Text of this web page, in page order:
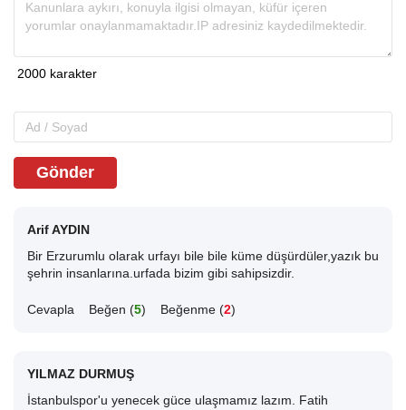
Gönder
Arif AYDIN
Bir Erzurumlu olarak urfayı bile bile küme düşürdüler,yazık bu
şehrin insanlarına.urfada bizim gibi sahipsizdir.
Cevapla Beğen (5) Beğenme (2)
YILMAZ DURMUŞ
İstanbulspor'u yenecek güce ulaşmamız lazım. Fatih